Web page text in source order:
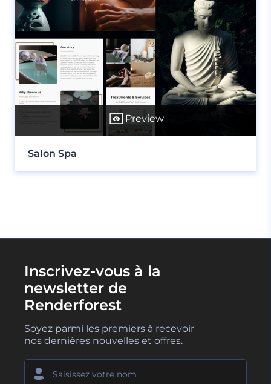
Preview
Salon Spa
Inscrivez-vous à la
newsletter de
Renderforest
Soyez parmi les premiers à recevoir
nos dernières nouvelles et offres.